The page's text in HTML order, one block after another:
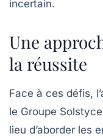
incertain.
Une
la réussite
Face à ces défis,
le Groupe
lieu d’aborder les